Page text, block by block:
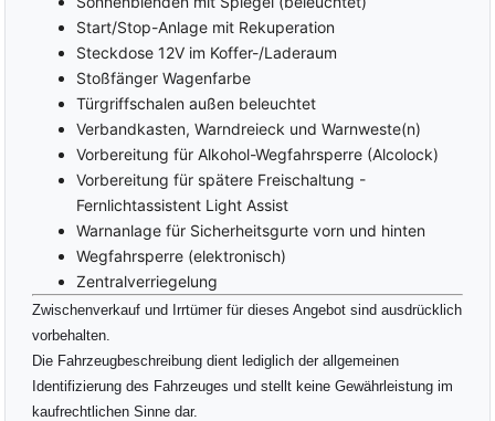
Start/Stop-Anlage mit Rekuperation
Steckdose 12V im Koffer-/Laderaum
Stoßfänger Wagenfarbe
Türgriffschalen außen beleuchtet
Verbandkasten, Warndreieck und Warnweste(n)
Vorbereitung für Alkohol-Wegfahrsperre (Alcolock)
Vorbereitung für spätere Freischaltung -
Fernlichtassistent Light Assist
Warnanlage für Sicherheitsgurte vorn und hinten
Wegfahrsperre (elektronisch)
Zentralverriegelung
Zwischenverkauf und Irrtümer für dieses Angebot sind ausdrücklich
vorbehalten.
Die Fahrzeugbeschreibung dient lediglich der allgemeinen
Identifizierung des Fahrzeuges und stellt keine Gewährleistung im
kaufrechtlichen Sinne dar.